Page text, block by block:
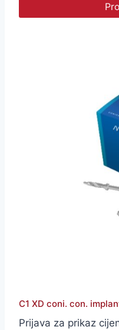
C1 XD coni. con.
Prijava za prikaz